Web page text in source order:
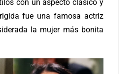
con un aspecto clásico y
fue una famosa actriz
la mujer más bonita